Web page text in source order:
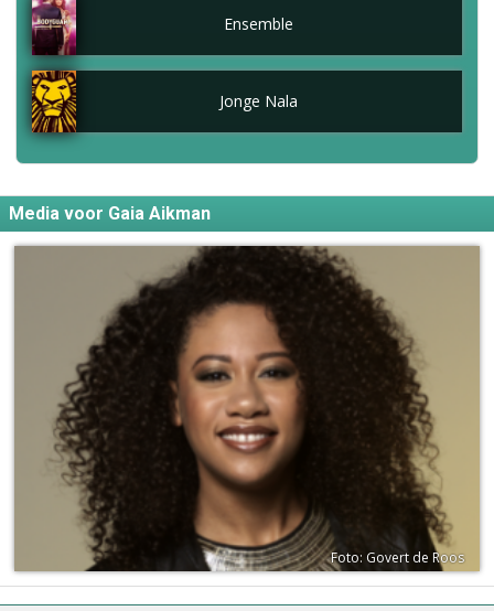
Ensemble
Jonge Nala
Media voor Gaia Aikman
Foto: Govert de Roos